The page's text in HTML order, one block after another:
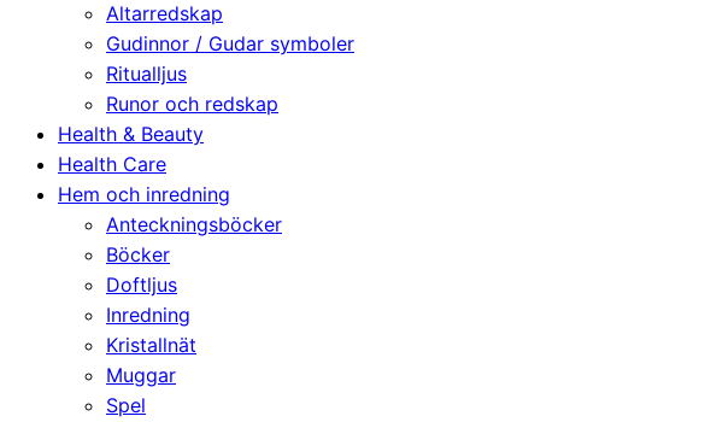
Altarredskap
Gudinnor / Gudar symboler
Ritualljus
Runor och redskap
Health & Beauty
Health Care
Hem och inredning
Anteckningsböcker
Böcker
Doftljus
Inredning
Kristallnät
Muggar
Spel